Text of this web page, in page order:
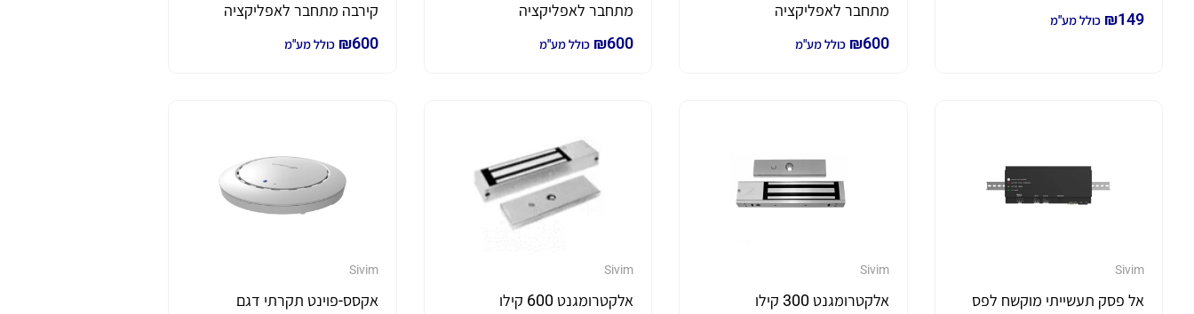
₪149 כולל מע"מ
מתחבר לאפליקציה
₪600 כולל מע"מ
מתחבר לאפליקציה
₪600 כולל מע"מ
קירבה מתחבר לאפליקציה
₪600 כולל מע"מ
Sivim
אל פסק תעשייתי מוקשח לפס
Sivim
אלקטרומגנט 300 קילו
Sivim
אלקטרומגנט 600 קילו
Sivim
אקסס-פוינט תקרתי דגם